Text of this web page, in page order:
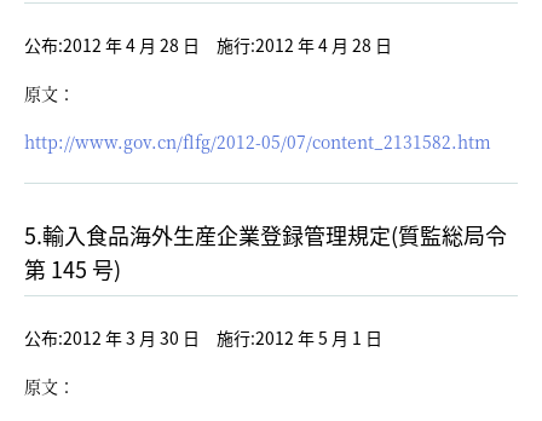
公布:2012 年 4 月 28 日 施行:2012 年 4 月 28 日
原文：
http://www.gov.cn/flfg/2012-05/07/content_2131582.htm
5.輸入食品海外生産企業登録管理規定(質監総局令
第 145 号)
公布:2012 年 3 月 30 日 施行:2012 年 5 月 1 日
原文：